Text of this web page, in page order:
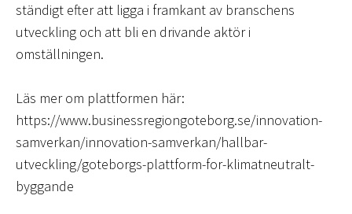
ständigt efter att ligga i framkant av branschens
utveckling och att bli en drivande aktör i
omställningen.
Läs mer om plattformen här:
https://www.businessregiongoteborg.se/innovation-
samverkan/innovation-samverkan/hallbar-
utveckling/goteborgs-plattform-for-klimatneutralt-
byggande